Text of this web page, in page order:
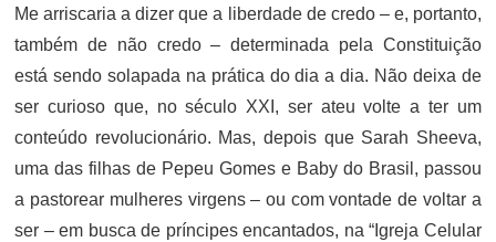
Me arriscaria a dizer que a liberdade de credo – e, portanto,
também de não credo – determinada pela Constituição
está sendo solapada na prática do dia a dia. Não deixa de
ser curioso que, no século XXI, ser ateu volte a ter um
conteúdo revolucionário. Mas, depois que Sarah Sheeva,
uma das filhas de Pepeu Gomes e Baby do Brasil, passou
a pastorear mulheres virgens – ou com vontade de voltar a
ser – em busca de príncipes encantados, na “Igreja Celular